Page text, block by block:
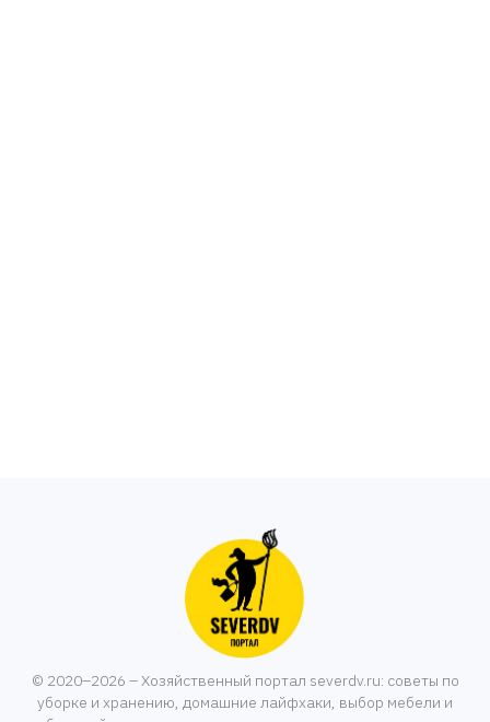
© 2020–2026 – Хозяйственный портал severdv.ru: советы по
уборке и хранению, домашние лайфхаки, выбор мебели и